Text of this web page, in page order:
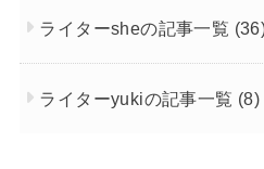
ライターsheの記事一覧
ライターyukiの記事一覧 (8)